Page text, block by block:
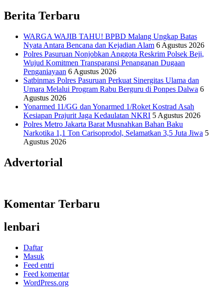
Berita Terbaru
WARGA WAJIB TAHU! BPBD Malang Ungkap Batas
Nyata Antara Bencana dan Kejadian Alam 6 Agustus 2026
Polres Pasuruan Nonjobkan Anggota Reskrim Polsek Beji,
Wujud Komitmen Transparansi Penanganan Dugaan
Penganiayaan 6 Agustus 2026
Satbinmas Polres Pasuruan Perkuat Sinergitas Ulama dan
Umara Melalui Program Rabu Berguru di Ponpes Dalwa 6
Agustus 2026
Yonarmed 11/GG dan Yonarmed 1/Roket Kostrad Asah
Kesiapan Prajurit Jaga Kedaulatan NKRI 5 Agustus 2026
Polres Metro Jakarta Barat Musnahkan Bahan Baku
Narkotika 1,1 Ton Carisoprodol, Selamatkan 3,5 Juta Jiwa 5
Agustus 2026
Advertorial
Komentar Terbaru
lenbari
Daftar
Masuk
Feed entri
Feed komentar
WordPress.org